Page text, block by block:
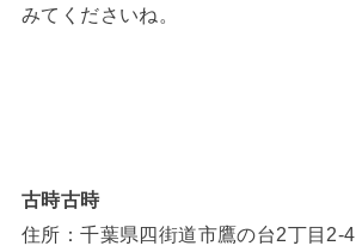
みてくださいね。
古時古時
住所：千葉県四街道市鷹の台2丁目2-4